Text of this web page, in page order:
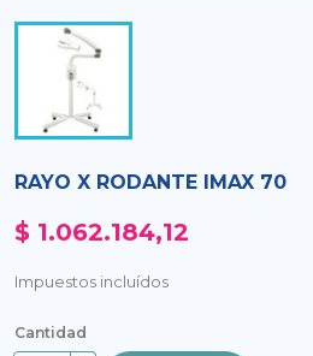
RAYO X RODANTE IMAX 70
$ 1.062.184,12
Impuestos incluídos
Cantidad